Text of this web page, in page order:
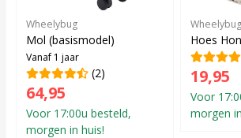
Wheelybug
Mol (basismodel)
Vanaf 1 jaar
(2)
64,95
Voor 17:00u besteld,
morgen in huis!
Wheelybug
Hoes
19,95
Voor
morgen